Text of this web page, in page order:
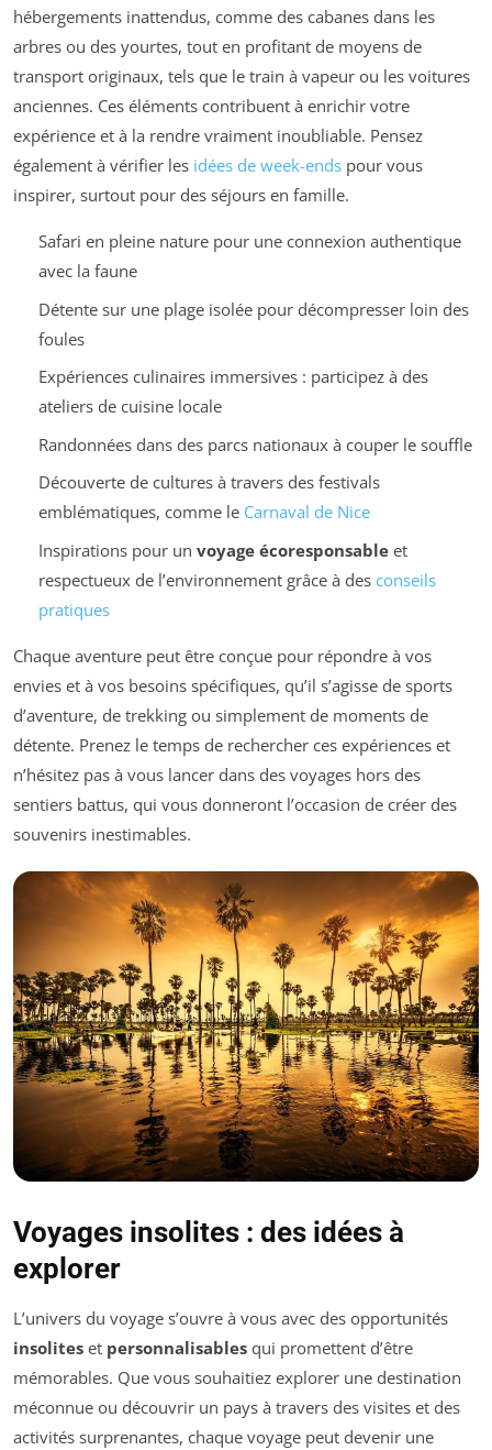
hébergements inattendus, comme des cabanes dans les
arbres ou des yourtes, tout en profitant de moyens de
transport originaux, tels que le train à vapeur ou les voitures
anciennes. Ces éléments contribuent à enrichir votre
expérience et à la rendre vraiment inoubliable. Pensez
également à vérifier les idées de week-ends pour vous
inspirer, surtout pour des séjours en famille.
Safari en pleine nature pour une connexion authentique
avec la faune
Détente sur une plage isolée pour décompresser loin des
foules
Expériences culinaires immersives : participez à des
ateliers de cuisine locale
Randonnées dans des parcs nationaux à couper le souffle
Découverte de cultures à travers des festivals
emblématiques, comme le Carnaval de Nice
Inspirations pour un voyage écoresponsableet
respectueux de l’environnement grâce à des conseils
pratiques
Chaque aventure peut être conçue pour répondre à vos
envies et à vos besoins spécifiques, qu’il s’agisse de sports
d’aventure, de trekking ou simplement de moments de
détente. Prenez le temps de rechercher ces expériences et
n’hésitez pas à vous lancer dans des voyages hors des
sentiers battus, qui vous donneront l’occasion de créer des
souvenirs inestimables.
Voyages insolites : des idées à
explorer
L’univers du voyage s’ouvre à vous avec des opportunités
insolites et personnalisables qui promettent d’être
mémorables. Que vous souhaitiez explorer une destination
méconnue ou découvrir un pays à travers des visites et des
activités surprenantes, chaque voyage peut devenir une